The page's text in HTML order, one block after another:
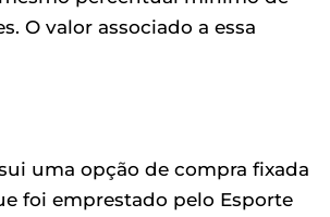
O valor associado a essa
uma opção de compra fixada
foi emprestado pelo Esporte